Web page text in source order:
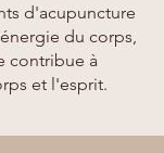
d'acupuncture
du corps,
contribue à
et l'esprit.​